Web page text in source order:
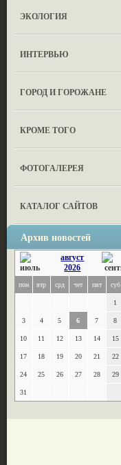
ЭКОЛОГИЯ
ИНТЕРВЬЮ
ГОРОД И ГОРОЖАНЕ
КРОМЕ ТОГО
ФОТОГАЛЕРЕЯ
КАТАЛОГ САЙТОВ
Архив новостей
август
2026
пон втр срд чет пят суб
1
3 4 5 6 7 8
10 11 12 13 14 15
17 18 19 20 21 22
24 25 26 27 28 29
31